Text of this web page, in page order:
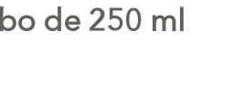
de 250 ml